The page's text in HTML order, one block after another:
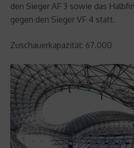
den Sieger AF 3 sowie das
gegen den Sieger VF 4 statt.
Zuschauerkapazität: 67.000